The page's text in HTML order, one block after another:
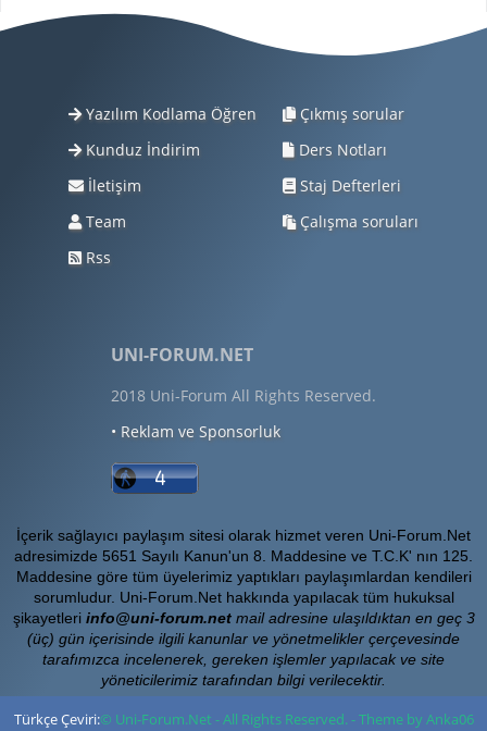
Yazılım Kodlama Öğren
Kunduz İndirim
İletişim
Team
Rss
Çıkmış sorular
Ders Notları
Staj Defterleri
Çalışma soruları
UNI-FORUM.NET
2018 Uni-Forum All Rights Reserved.
• Reklam ve Sponsorluk
İçerik sağlayıcı paylaşım sitesi olarak hizmet veren Uni-Forum.Net
adresimizde 5651 Sayılı Kanun'un 8. Maddesine ve T.C.K' nın 125.
Maddesine göre tüm üyelerimiz yaptıkları paylaşımlardan kendileri
sorumludur. Uni-Forum.Net hakkında yapılacak tüm hukuksal
şikayetleri info@uni-forum.netmail adresine ulaşıldıktan en geç 3
(üç) gün içerisinde ilgili kanunlar ve yönetmelikler çerçevesinde
tarafımızca incelenerek, gereken işlemler yapılacak ve site
yöneticilerimiz tarafından bilgi verilecektir.
© Uni-Forum.Net - All Rights Reserved. - Theme by Anka06
Türkçe Çeviri: